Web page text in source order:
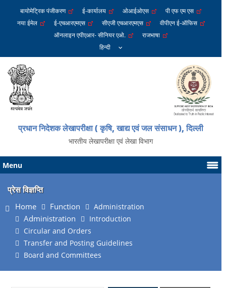
बायोमेट्रिक पंजीकरण ई-कार्यालय ओआईओएस
पी एफ एम एस
नया ईमेल
ई-एचआरएमएस सीएजी एचआरएमएस
वीपीएन ई-ऑफिस
ऑनलाइन एपीएआर- सीनियर एओ.
राजभाषा
प्रधान निदेशक लेखापरीक्षा ( कृषि, खाद्य एवं जल संसाधन ), दिल्ली
भारतीय लेखापरीक्षा एवं लेखा विभाग
Menu
प्रेस विज्ञप्ति
Home Function Administration
Administration
Introduction
Circular and Orders
Transfer and Posting Guidelines
Board and Committees